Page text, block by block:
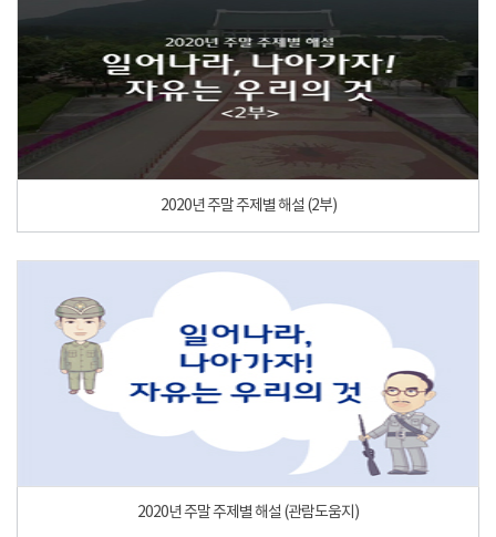
2020년 주말 주제별 해설 (2부)
2020년 주말 주제별 해설 (관람도움지)